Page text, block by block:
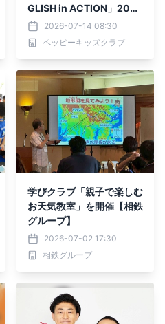
GLISH in ACTION」2026
年夏・全国5会場で開催決
定！
2026-07-14 08:30
ペッピーキッズクラブ
学びクラブ「親子で楽しむ
お天気教室」を開催【相鉄
グループ】
2026-07-02 17:30
相鉄グループ